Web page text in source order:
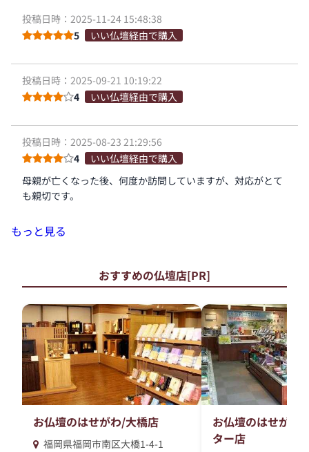
投稿日時：2025-11-24 15:48:38
5
いい仏壇経由で購入
投稿日時：2025-09-21 10:19:22
4
いい仏壇経由で購入
投稿日時：2025-08-23 21:29:56
4
いい仏壇経由で購入
母親が亡くなった後、何度か訪問していますが、対応がとて
も親切です。
もっと見る
おすすめの仏壇店[PR]
お仏壇のはせがわ/大橋店
福岡県福岡市南区大橋1-4-1
お仏壇のはせがわ/
ター店